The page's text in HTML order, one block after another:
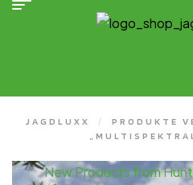
JAGDLUXX /
PRODUKTE
New Products from